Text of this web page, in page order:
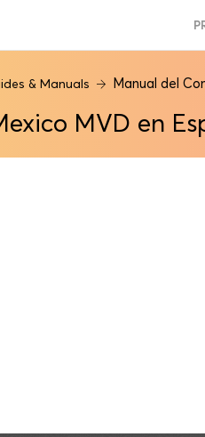
& Manuals Manual del
MVD en